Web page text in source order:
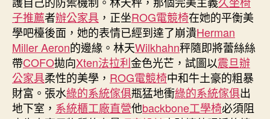
善
艦
隊
送
行〉
中
子推薦者辦公家具 ，正坐ROG電競椅在她的平衡美
學吧檯後面，她的表情已經到達了崩潰Herman
Miller Aeron的邊緣。林天Wilkhahn秤隨即將蕾絲絲
帶COFO拋向Xten法拉利金色光芒，試圖以震旦辦
公家具柔性的美學， ROG電競椅中和牛土豪的粗暴
財富。張水綠的系統傢俱瓶猛地衝綠的系統傢俱出
地下室， 系統櫃工廠直營他backbone工學椅必須阻